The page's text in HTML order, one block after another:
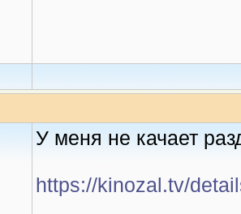
У меня не качает
https://kinozal.tv/